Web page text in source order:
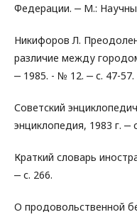
Федерации. ‒ М.:
Никифоров Л.
различие между
‒ 1985. - № 12. ‒ с. 47-57.
Советский
энциклопедия, 1983 г. ‒
Краткий словарь
‒ с. 266.
О продовольственной